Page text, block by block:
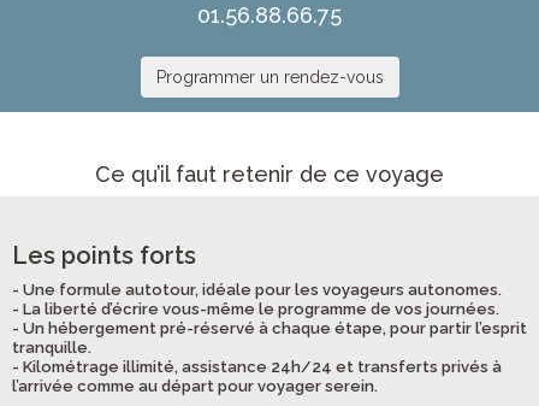
01.56.88.66.75
Programmer un rendez-vous
Ce qu’il faut retenir de ce voyage
Les points forts
- Une formule autotour, idéale pour les voyageurs autonomes.
- La liberté d’écrire vous-même le programme de vos journées.
- Un hébergement pré-réservé à chaque étape, pour partir l’esprit
tranquille.
- Kilométrage illimité, assistance 24h/24 et transferts privés à
l’arrivée comme au départ pour voyager serein.